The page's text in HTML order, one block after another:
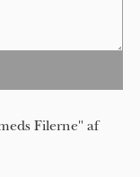
Filerne" af